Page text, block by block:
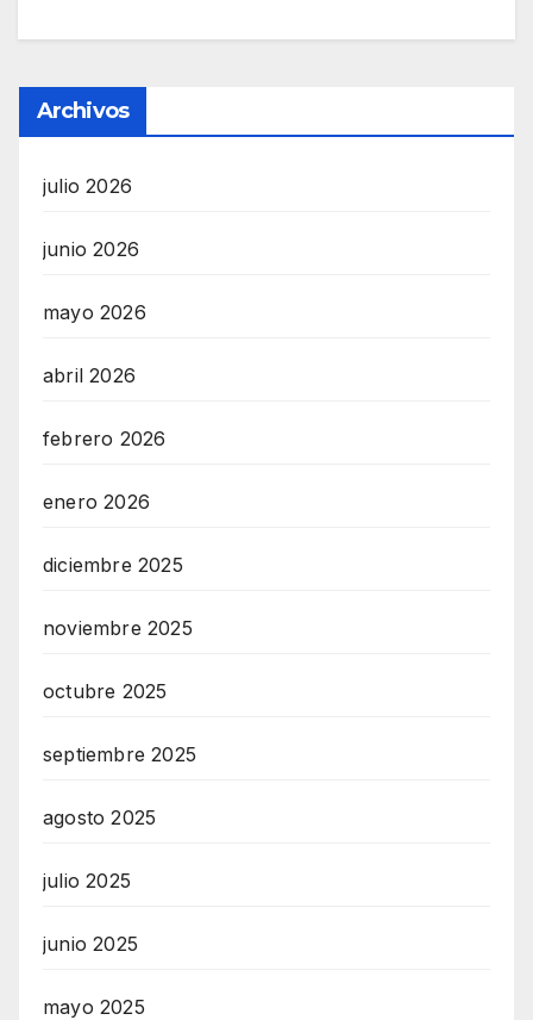
Archivos
julio 2026
junio 2026
mayo 2026
abril 2026
febrero 2026
enero 2026
diciembre 2025
noviembre 2025
octubre 2025
septiembre 2025
agosto 2025
julio 2025
junio 2025
mayo 2025